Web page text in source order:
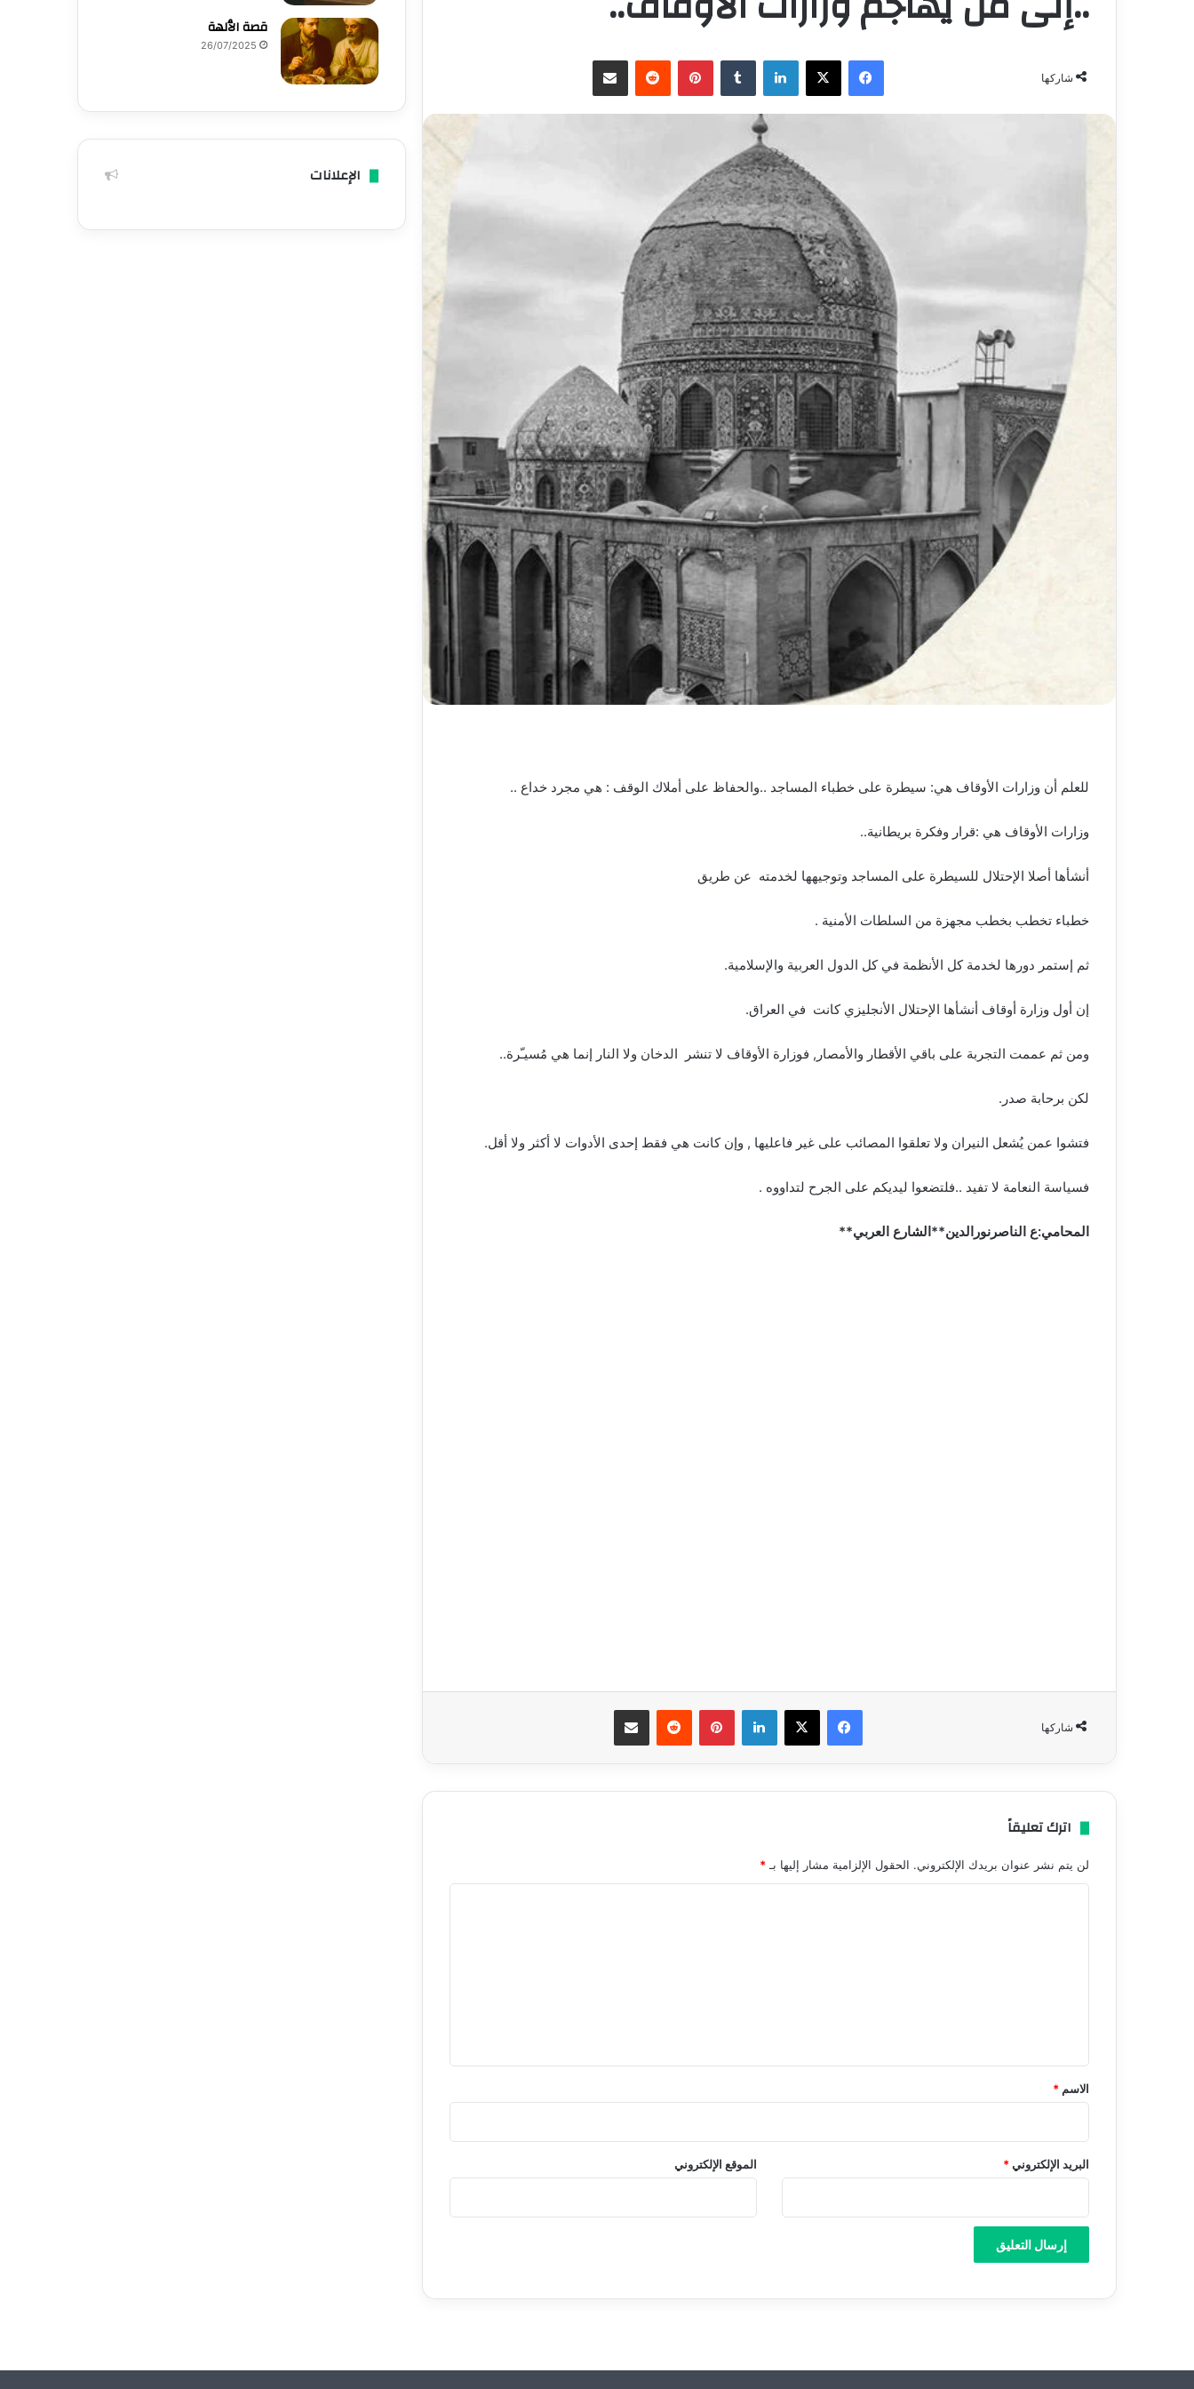
شاركها
فيسبوك ‫X لينكدإن ‏Tumblr بينتيريست
‏Reddit مشاركة عبر البريد
للعلم أن وزارات الأوقاف هي: سيطرة على خطباء المساجد ..والحفاظ على أملاك الوقف : هي مجرد خداع ..
وزارات الأوقاف هي :قرار وفكرة بريطانية..
أنشأها أصلا الإحتلال للسيطرة على المساجد وتوجيهها لخدمته عن طريق
خطباء تخطب بخطب مجهزة من السلطات الأمنية .
ثم إستمر دورها لخدمة كل الأنظمة في كل الدول العربية والإسلامية.
إن أول وزارة أوقاف أنشأها الإحتلال الأنجليزي كانت في العراق.
ومن ثم عممت التجربة على باقي الأقطار والأمصار, فوزارة الأوقاف لا تنشر الدخان ولا النار إنما هي مُسيـّرة..
لكن برحابة صدر.
فتشوا عمن يُشعل النيران ولا تعلقوا المصائب على غير فاعليها , وإن كانت هي فقط إحدى الأدوات لا أكثر ولا أقل.
فسياسة النعامة لا تفيد ..فلتضعوا ليديكم على الجرح لتداووه .
المحامي:ع الناصرنورالدين**الشارع العربي**
شاركها
فيسبوك ‫X لينكدإن بينتيريست
‏Reddit مشاركة عبر البريد
اترك تعليقاً
لن يتم نشر عنوان بريدك الإلكتروني. الحقول الإلزامية مشار إليها بـ*
*
الاسم *
البريد الإلكتروني* الموقع الإلكتروني
قصة الٱلهة
26/07/2025
الإعلانات